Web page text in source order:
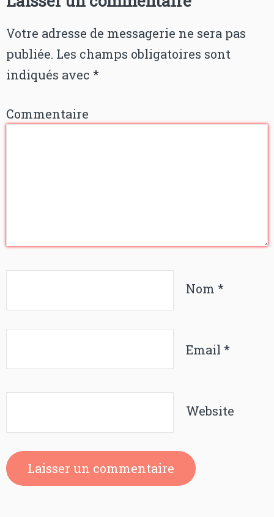
Votre adresse de messagerie ne sera pas
publiée. Les champs obligatoires sont
indiqués avec *
Commentaire
Nom *
Email *
Website